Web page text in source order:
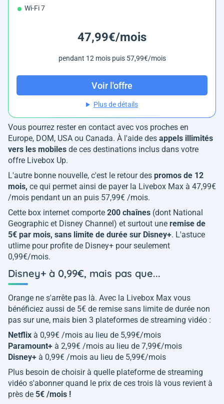
Wi-Fi 7
47,99€/mois
pendant 12 mois puis 57,99€/mois
Voir l'offre
Plus de détails
Vous pourrez rester en contact avec vos proches en
Europe, DOM, USA ou Canada. À l'aide des appels illimités
vers les mobiles de ces destinations inclus dans votre
offre Livebox Up.
L'autre bonne nouvelle, c'est le retour des promos de 12
mois, ce qui permet ainsi de payer la Livebox Max à 47,99€
/mois pendant un an puis 57,99€ /mois.
Cette box internet comporte 200 chaînes (dont National
Geographic et Disney Channel) et surtout une remise de
5€ par mois, sans limite de durée sur Disney+. L'astuce
utlime pour profite de Disney+ pour seulement
0,99€/mois.
Disney+ à 0,99€, mais pas que...
Orange ne s'arrête pas là. Avec la Livebox Max vous
bénéficiez aussi de 5€ de remise sans limite de durée non
pas sur une, mais bien 3 plateformes de streaming vidéo :
Netflix à 0,99€ /mois au lieu de 5,99€/mois
Paramount+ à 2,99€ /mois au lieu de 7,99€/mois
Disney+ à 0,99€ /mois au lieu de 5,99€/mois
Plus besoin de choisir à quelle plateforme de streaming
vidéo s'abonner quand le prix de ces trois là vous revient à
près de 5€ /mois !